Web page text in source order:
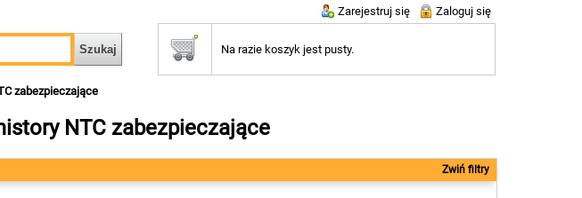
Zarejestruj się Zaloguj się
Na razie koszyk jest pusty.
zabezpieczające
NTC zabezpieczające
Zwiń filtry